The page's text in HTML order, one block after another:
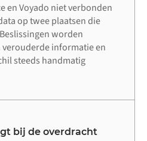
en Voyado niet verbonden
op twee plaatsen die
worden
verouderde informatie en
steeds handmatig
bij de overdracht